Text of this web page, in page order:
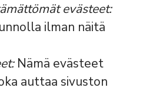
evästeet:
ilman näitä
Nämä evästeet
auttaa sivuston